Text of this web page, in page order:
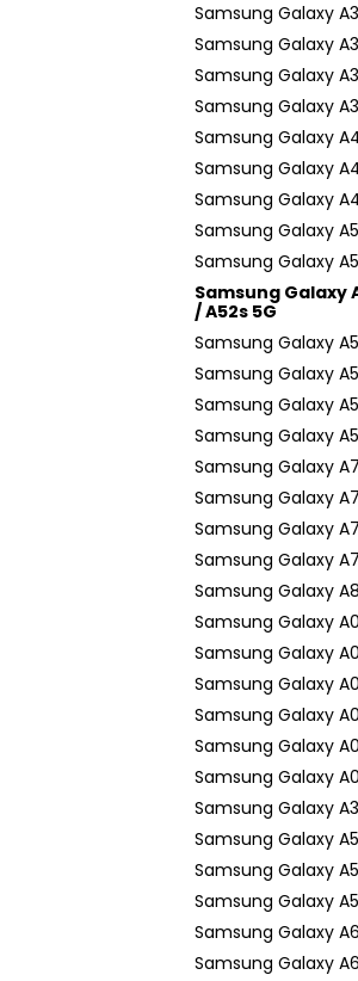
Samsung Galaxy
Samsung Galaxy
Samsung Galaxy
Samsung Galaxy
Samsung Galaxy
Samsung Galaxy
Samsung Galaxy
Samsung Galaxy
Samsung Galaxy
Samsung Galaxy
/ A52s 5G
Samsung Galaxy
Samsung Galaxy
Samsung Galaxy
Samsung Galaxy
Samsung Galaxy
Samsung Galaxy
Samsung Galaxy
Samsung Galaxy
Samsung Galaxy
Samsung Galaxy
Samsung Galaxy
Samsung Galaxy
Samsung Galaxy
Samsung Galaxy
Samsung Galaxy
Samsung Galaxy
Samsung Galaxy A5
Samsung Galaxy
Samsung Galaxy
Samsung Galaxy
Samsung Galaxy